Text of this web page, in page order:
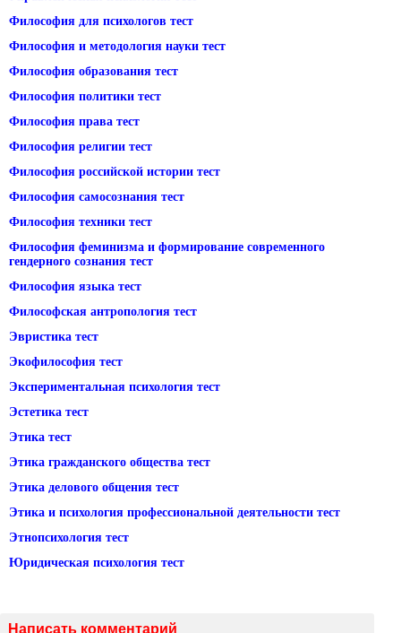
Философия для психологов тест
Философия и методология науки тест
Философия образования тест
Философия политики тест
Философия права тест
Философия религии тест
Философия российской истории тест
Философия самосознания тест
Философия техники тест
Философия феминизма и формирование современного
гендерного сознания тест
Философия языка тест
Философская антропология тест
Эвристика тест
Экофилософия тест
Экспериментальная психология тест
Эстетика тест
Этика тест
Этика гражданского общества тест
Этика делового общения тест
Этика и психология профессиональной деятельности тест
Этнопсихология тест
Юридическая психология тест
Написать комментарий